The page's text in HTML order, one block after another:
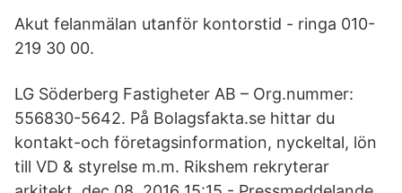
Akut felanmälan utanför kontorstid - ringa 010-
219 30 00.
LG Söderberg Fastigheter AB – Org.nummer:
556830-5642. På Bolagsfakta.se hittar du
kontakt-och företagsinformation, nyckeltal, lön
till VD & styrelse m.m. Rikshem rekryterar